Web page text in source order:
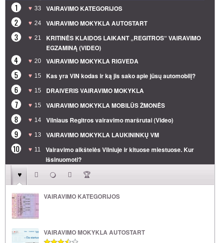
1 33 VAIRAVIMO KATEGORIJOS
2 24 VAIRAVIMO MOKYKLA AUTOSTART
3 21
KRITINĖS KLAIDOS LAIKANT „REGITROS“ VAIRAVIMO
EGZAMINĄ (VIDEO)
4 20 VAIRAVIMO MOKYKLA RIGVEDA
5 15 Kas yra VIN kodas ir ką jis sako apie jūsų automobilį?
6 15 DRAIVERIS VAIRAVIMO MOKYKLA
7 15 VAIRAVIMO MOKYKLA MOBILŪS ŽMONĖS
8 14 Vilniaus Regitros vairavimo maršrutai (Video)
9 13 VAIRAVIMO MOKYKLA LAUKININKŲ VM
10 11
Vairavimo aikštelės Vilniuje ir kituose miestuose. Kur
išsinuomoti?
VAIRAVIMO KATEGORIJOS
VAIRAVIMO MOKYKLA AUTOSTART